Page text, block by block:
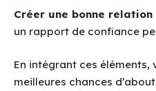
Créer une bonne
un rapport de confiance
En intégrant ces éléments,
meilleures chances